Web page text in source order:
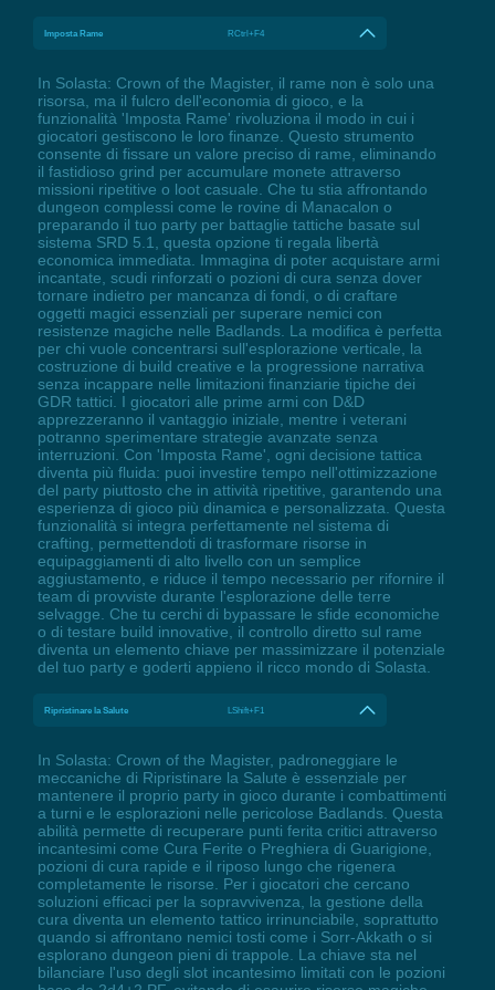
Imposta Rame RCtrl+F4
In Solasta: Crown of the Magister, il rame non è solo una
risorsa, ma il fulcro dell'economia di gioco, e la
funzionalità 'Imposta Rame' rivoluziona il modo in cui i
giocatori gestiscono le loro finanze. Questo strumento
consente di fissare un valore preciso di rame, eliminando
il fastidioso grind per accumulare monete attraverso
missioni ripetitive o loot casuale. Che tu stia affrontando
dungeon complessi come le rovine di Manacalon o
preparando il tuo party per battaglie tattiche basate sul
sistema SRD 5.1, questa opzione ti regala libertà
economica immediata. Immagina di poter acquistare armi
incantate, scudi rinforzati o pozioni di cura senza dover
tornare indietro per mancanza di fondi, o di craftare
oggetti magici essenziali per superare nemici con
resistenze magiche nelle Badlands. La modifica è perfetta
per chi vuole concentrarsi sull'esplorazione verticale, la
costruzione di build creative e la progressione narrativa
senza incappare nelle limitazioni finanziarie tipiche dei
GDR tattici. I giocatori alle prime armi con D&D
apprezzeranno il vantaggio iniziale, mentre i veterani
potranno sperimentare strategie avanzate senza
interruzioni. Con 'Imposta Rame', ogni decisione tattica
diventa più fluida: puoi investire tempo nell'ottimizzazione
del party piuttosto che in attività ripetitive, garantendo una
esperienza di gioco più dinamica e personalizzata. Questa
funzionalità si integra perfettamente nel sistema di
crafting, permettendoti di trasformare risorse in
equipaggiamenti di alto livello con un semplice
aggiustamento, e riduce il tempo necessario per rifornire il
team di provviste durante l'esplorazione delle terre
selvagge. Che tu cerchi di bypassare le sfide economiche
o di testare build innovative, il controllo diretto sul rame
diventa un elemento chiave per massimizzare il potenziale
del tuo party e goderti appieno il ricco mondo di Solasta.
Ripristinare la Salute LShift+F1
In Solasta: Crown of the Magister, padroneggiare le
meccaniche di Ripristinare la Salute è essenziale per
mantenere il proprio party in gioco durante i combattimenti
a turni e le esplorazioni nelle pericolose Badlands. Questa
abilità permette di recuperare punti ferita critici attraverso
incantesimi come Cura Ferite o Preghiera di Guarigione,
pozioni di cura rapide e il riposo lungo che rigenera
completamente le risorse. Per i giocatori che cercano
soluzioni efficaci per la sopravvivenza, la gestione della
cura diventa un elemento tattico irrinunciabile, soprattutto
quando si affrontano nemici tosti come i Sorr-Akkath o si
esplorano dungeon pieni di trappole. La chiave sta nel
bilanciare l'uso degli slot incantesimo limitati con le pozioni